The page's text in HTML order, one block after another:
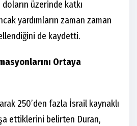
doların üzerinde katkı
yardımların zaman zaman
de kaydetti.
Ortaya
250’den fazla İsrail kaynaklı
ettiklerini belirten Duran,